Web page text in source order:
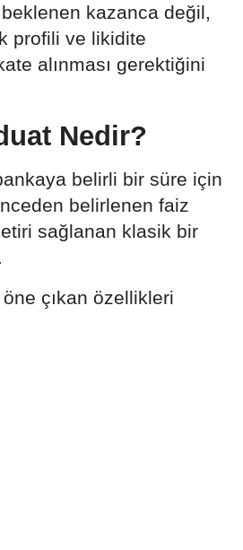
kazanca değil,
profili ve likidite
alınması gerektiğini
Nedir?
belirli bir süre için
belirlenen faiz
sağlanan klasik bir
çıkan özellikleri